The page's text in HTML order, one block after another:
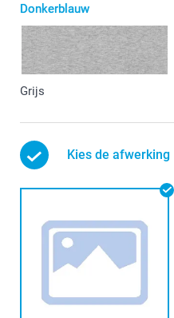
Donkerblauw
Grijs
Kies de afwerking